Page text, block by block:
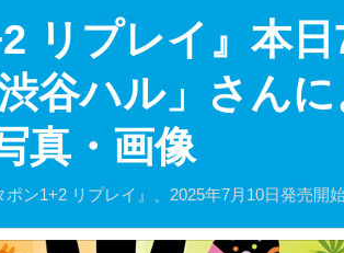
リプレイ』本
谷ハル」さん
真・画像
ン1+2 リプレイ』、2025年7月10日発売開始